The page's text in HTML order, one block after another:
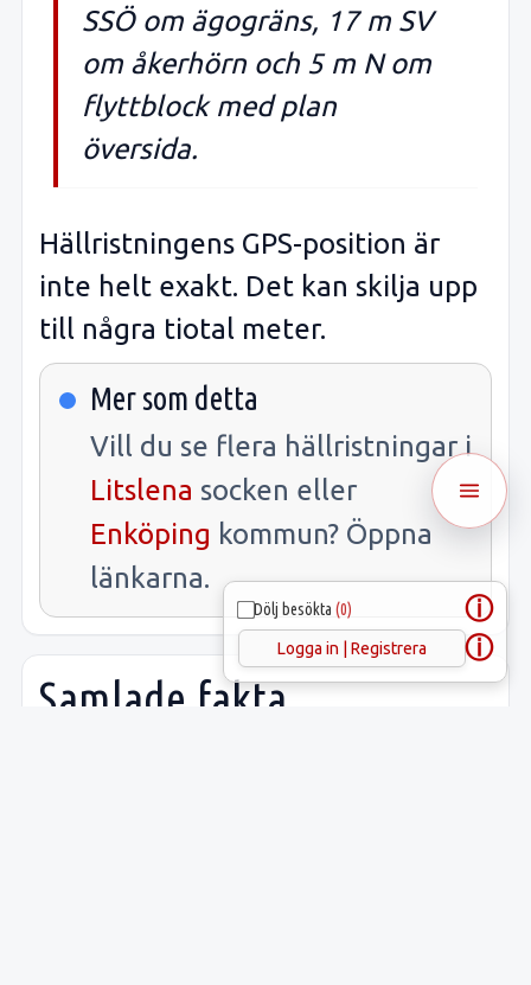
Dölj besökta (0) ⓘ
Logga in | Registrera ⓘ
SSÖ om ägogräns, 17 m SV
om åkerhörn och 5 m N om
flyttblock med plan
översida.
Hällristningens GPS-position är
inte helt exakt. Det kan skilja upp
till några tiotal meter.
Mer som detta
Vill du se flera hällristningar i
Litslena socken eller
Enköping kommun? Öppna
länkarna.
Samlade fakta